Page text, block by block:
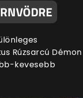
Rúzsarcú Démon
kevesebb